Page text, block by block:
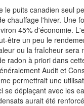
le puits canadien seul
chauffage l'hiver. Une
45% d'économie.
être un peu le
ou la fraîcheur sera
radon à priori dans
Audit et
permettrait une
se déplaçant avec les
aurait été